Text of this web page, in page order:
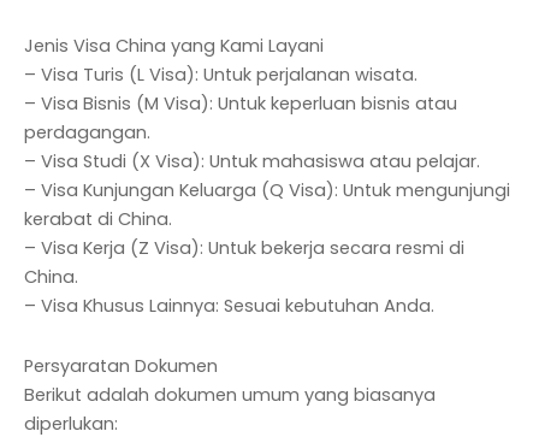
Jenis Visa China yang Kami Layani
– Visa Turis (L Visa): Untuk perjalanan wisata.
– Visa Bisnis (M Visa): Untuk keperluan bisnis atau
perdagangan.
– Visa Studi (X Visa): Untuk mahasiswa atau pelajar.
– Visa Kunjungan Keluarga (Q Visa): Untuk mengunjungi
kerabat di China.
– Visa Kerja (Z Visa): Untuk bekerja secara resmi di
China.
– Visa Khusus Lainnya: Sesuai kebutuhan Anda.
Persyaratan Dokumen
Berikut adalah dokumen umum yang biasanya
diperlukan: